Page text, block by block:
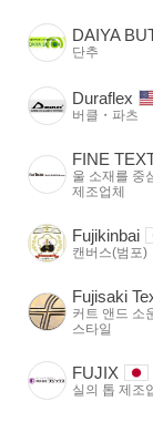
DAIYA
단추
Duraflex
버클・파츠
FINE
울 소재를 중
제조업체
Fujikinbai
캔버스(범포)
Fujisaki
커트 앤드 소
스타일
FUJIX
실의 톱 제조